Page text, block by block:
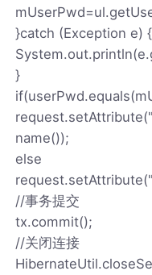
}catch (Exception e) {
}
name());
else
//事务提交
tx.commit();
//关闭连接